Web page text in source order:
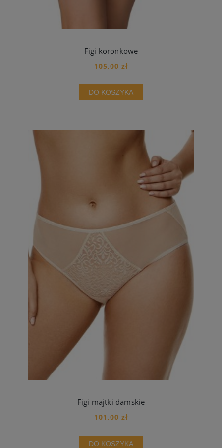
Figi koronkowe
105,00 zł
DO KOSZYKA
Figi majtki damskie
101,00 zł
DO KOSZYKA